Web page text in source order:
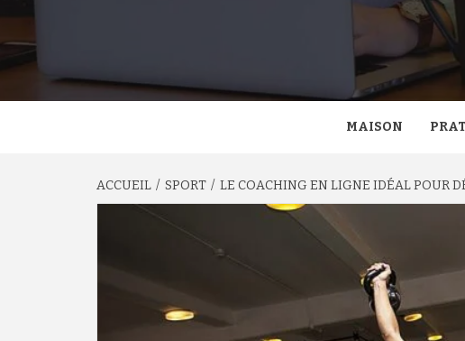
MAISON
ACCUEIL SPORT LE COACHING EN LIGNE IDÉAL POUR